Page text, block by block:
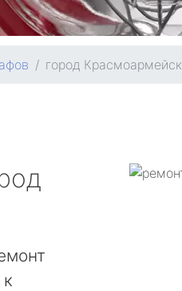
город Красмоармейск